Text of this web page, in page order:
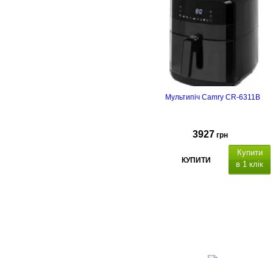
Мультипіч Camry CR-6311B
3927 грн
КУПИТИ
Купити
в 1 клік